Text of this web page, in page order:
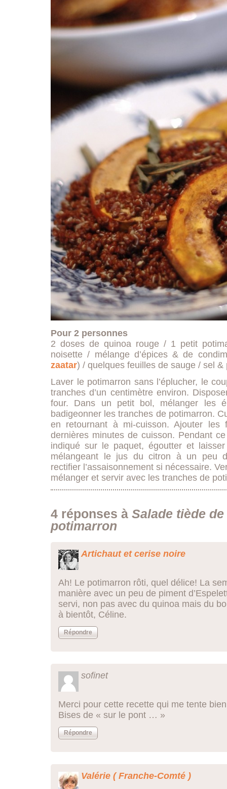
Pour 2 personnes
2 doses de quinoa rouge / 1 petit
noisette / mélange d’épices & de
zaatar) / quelques feuilles de sauge / sel &
Laver le potimarron sans l’éplucher, le
tranches d’un centimètre environ.
four. Dans un petit bol, mélanger les
badigeonner les tranches de potimarron.
en retournant à mi-cuisson. Ajouter
dernières minutes de cuisson. Pendant
indiqué sur le paquet, égoutter et
mélangeant le jus du citron à un peu
rectifier l’assaisonnement si nécessaire.
mélanger et servir avec les tranches de
4 réponses à Salade tiède
potimarron
Artichaut et cerise noire
Ah! Le potimarron rôti, quel délice! La
manière avec un peu de piment
servi, non pas avec du quinoa mais du
à bientôt, Céline.
Répondre
sofinet
Merci pour cette recette qui me tente
Bises de « sur le pont … »
Répondre
Valérie ( Franche-Comté )